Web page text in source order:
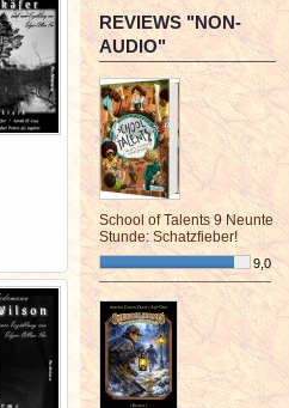
REVIEWS "NON-
AUDIO"
School of Talents 9 Neunte
Stunde: Schatzfieber!
9,0
¯¯¯¯¯¯¯¯¯¯¯¯¯¯¯¯¯¯¯¯¯¯¯¯